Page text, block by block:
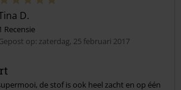
D.
Recensie
op: zaterdag, 25 februari 2017
de stof is ook heel zacht en op één